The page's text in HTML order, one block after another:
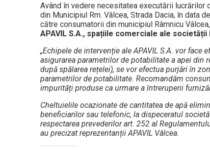
Având în vedere necesitatea executării
din Municipiul Rm. Vâlcea, Strada Dacia, în data de
către consumatorii din municipiul Râmnicu
APAVIL S.A., spațiile comerciale ale societății
„Echipele de intervenție ale APAVIL S.A. vor
asigurarea parametrilor de potabilitate a apei din
după spălarea rețelei), se vor efectua purjări în
parametrilor de potabilitate. Recomandăm
impurități produse ca urmare a întreruperii
Cheltuielile ocazionate de cantitatea de apă
beneficiarilor sau telefonic, la dispeceratul
respectarea prevederilor art. 252 al
au precizat reprezentanții APAVIL Vâlcea.